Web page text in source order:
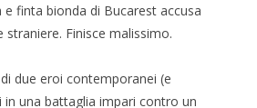
e finta bionda di Bucarest accusa
Finisce malissimo.
due eroi contemporanei (e
in una battaglia impari contro un